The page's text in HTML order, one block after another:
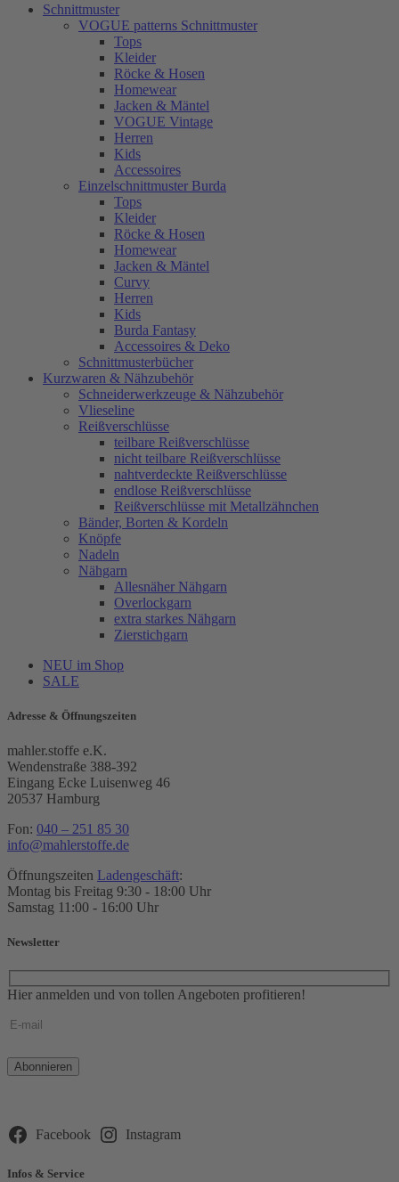
Schnittmuster
VOGUE patterns Schnittmuster
Tops
Kleider
Röcke & Hosen
Homewear
Jacken & Mäntel
VOGUE Vintage
Herren
Kids
Accessoires
Einzelschnittmuster Burda
Tops
Kleider
Röcke & Hosen
Homewear
Jacken & Mäntel
Curvy
Herren
Kids
Burda Fantasy
Accessoires & Deko
Schnittmusterbücher
Kurzwaren & Nähzubehör
Schneiderwerkzeuge & Nähzubehör
Vlieseline
Reißverschlüsse
teilbare Reißverschlüsse
nicht teilbare Reißverschlüsse
nahtverdeckte Reißverschlüsse
endlose Reißverschlüsse
Reißverschlüsse mit Metallzähnchen
Bänder, Borten & Kordeln
Knöpfe
Nadeln
Nähgarn
Allesnäher Nähgarn
Overlockgarn
extra starkes Nähgarn
Zierstichgarn
NEU im Shop
SALE
Adresse & Öffnungszeiten
mahler.stoffe e.K.
Wendenstraße 388-392
Eingang Ecke Luisenweg 46
20537 Hamburg
Fon: 040 – 251 85 30
info@mahlerstoffe.de
Öffnungszeiten Ladengeschäft:
Montag bis Freitag 9:30 - 18:00 Uhr
Samstag 11:00 - 16:00 Uhr
Newsletter
Hier anmelden und von tollen Angeboten profitieren!
Bitte
lasse
leer.
Facebook Instagram
Infos & Service